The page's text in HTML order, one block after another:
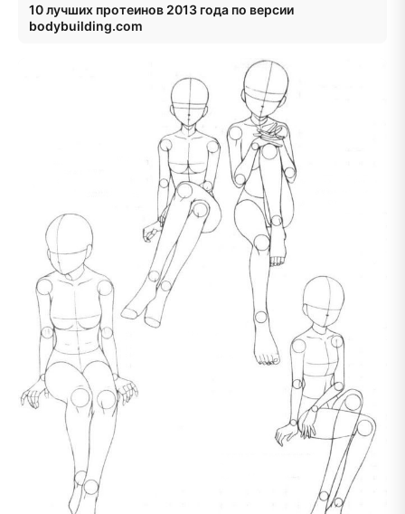
10 лучших протеинов 2013 года по версии
bodybuilding.com